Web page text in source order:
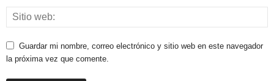
Guardar mi nombre, correo electrónico y sitio web en este navegador
la próxima vez que comente.